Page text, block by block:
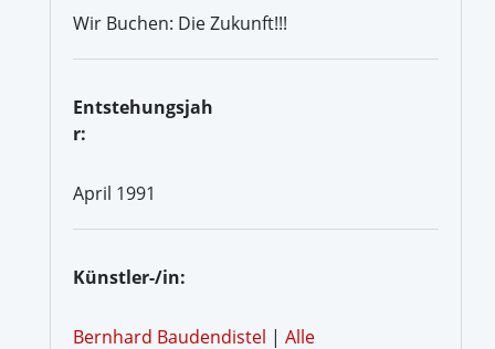
Wir Buchen: Die Zukunft!!!
Entstehungsjah
r:
April 1991
Künstler-/in:
Bernhard Baudendistel | Alle